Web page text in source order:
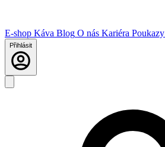
E-shop Káva Blog O nás Kariéra Poukazy
Přihlásit